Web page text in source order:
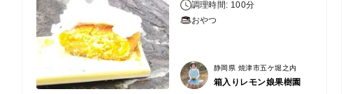
調理時間: 100分
おやつ
静岡県 焼津市五ケ堀之内
箱入りレモン娘果樹園